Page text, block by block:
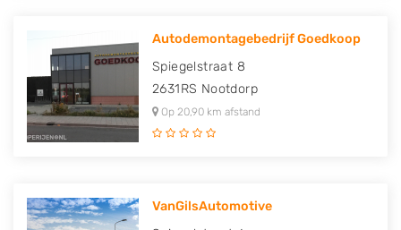
Autodemontagebedrijf Goedkoop
Spiegelstraat 8
2631RS Nootdorp
Op 20,90 km afstand
VanGilsAutomotive